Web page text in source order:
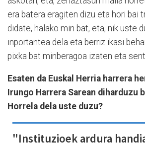
era batera eragiten dizu eta hori bai
didate, halako min bat, eta, nik uste
inportantea dela eta berriz ikasi
pixka bat minberagoa izaten eta
Esaten da Euskal Herria harrera
Irungo Harrera Sarean diharduzu
Horrela dela uste duzu?
"Instituzioek ardura